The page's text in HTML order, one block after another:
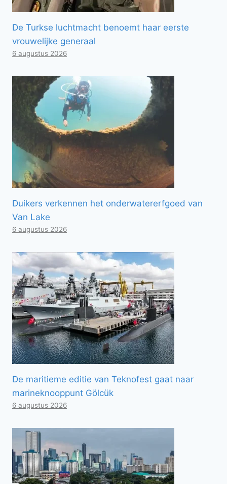
De Turkse luchtmacht benoemt haar eerste
vrouwelijke generaal
6 augustus 2026
Duikers verkennen het onderwatererfgoed van
Van Lake
6 augustus 2026
De maritieme editie van Teknofest gaat naar
marineknooppunt Gölcük
6 augustus 2026